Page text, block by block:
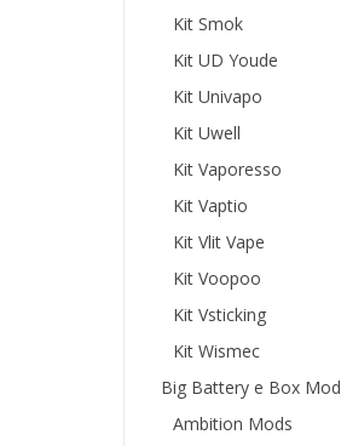
Kit Smok
Kit UD Youde
Kit Univapo
Kit Uwell
Kit Vaporesso
Kit Vaptio
Kit Vlit Vape
Kit Voopoo
Kit Vsticking
Kit Wismec
Big Battery e Box Mod
Ambition Mods